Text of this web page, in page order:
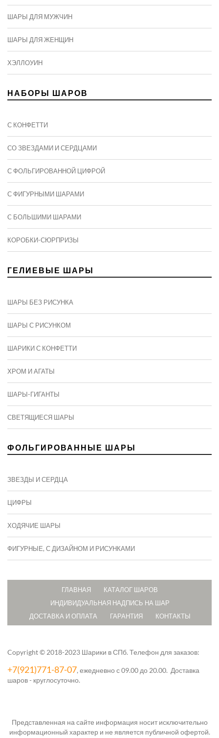
ШАРЫ ДЛЯ МУЖЧИН
ШАРЫ ДЛЯ ЖЕНЩИН
ХЭЛЛОУИН
НАБОРЫ ШАРОВ
С КОНФЕТТИ
СО ЗВЕЗДАМИ И СЕРДЦАМИ
С ФОЛЬГИРОВАННОЙ ЦИФРОЙ
С ФИГУРНЫМИ ШАРАМИ
C БОЛЬШИМИ ШАРАМИ
КОРОБКИ-СЮРПРИЗЫ
ГЕЛИЕВЫЕ ШАРЫ
ШАРЫ БЕЗ РИСУНКА
ШАРЫ С РИСУНКОМ
ШАРИКИ С КОНФЕТТИ
ХРОМ И АГАТЫ
ШАРЫ-ГИГАНТЫ
СВЕТЯЩИЕСЯ ШАРЫ
ФОЛЬГИРОВАННЫЕ ШАРЫ
ЗВЕЗДЫ И СЕРДЦА
ЦИФРЫ
ХОДЯЧИЕ ШАРЫ
ФИГУРНЫЕ, С ДИЗАЙНОМ И РИСУНКАМИ
ГЛАВНАЯ
КАТАЛОГ ШАРОВ
ИНДИВИДУАЛЬНАЯ НАДПИСЬ НА ШАР
ДОСТАВКА И ОПЛАТА
ГАРАНТИЯ КОНТАКТЫ
Copyright © 2018-2023 Шарики в СПб.Телефон для заказов:
+7(921)771-87-07, ежедневно с 09.00 до 20.00. Доставка
шаров - круглосуточно.
Представленная на сайте информация носит исключительно
информационный характер и не является публичной офертой.